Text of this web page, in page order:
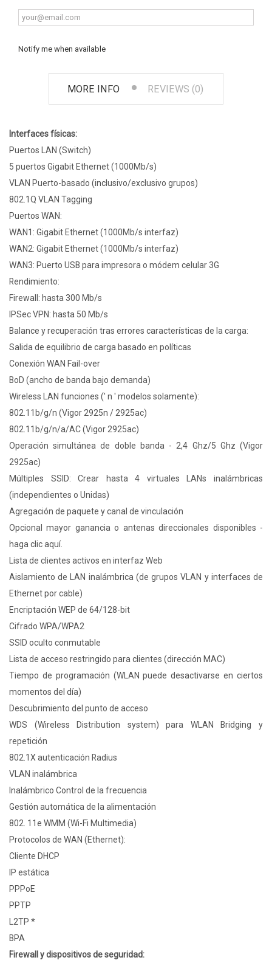
Notify me when available
MORE INFO REVIEWS (0)
Interfaces físicas:
Puertos LAN (Switch)
5 puertos Gigabit Ethernet (1000Mb/s)
VLAN Puerto-basado (inclusivo/exclusivo grupos)
802.1Q VLAN Tagging
Puertos WAN:
WAN1: Gigabit Ethernet (1000Mb/s interfaz)
WAN2: Gigabit Ethernet (1000Mb/s interfaz)
WAN3: Puerto USB para impresora o módem celular 3G
Rendimiento:
Firewall: hasta 300 Mb/s
IPSec VPN: hasta 50 Mb/s
Balance y recuperación tras errores características de la carga:
Salida de equilibrio de carga basado en políticas
Conexión WAN Fail-over
BoD (ancho de banda bajo demanda)
Wireless LAN funciones (' n ' modelos solamente):
802.11b/g/n (Vigor 2925n / 2925ac)
802.11b/g/n/a/AC (Vigor 2925ac)
Operación simultánea de doble banda - 2,4 Ghz/5 Ghz (Vigor
2925ac)
Múltiples SSID: Crear hasta 4 virtuales LANs inalámbricas
(independientes o Unidas)
Agregación de paquete y canal de vinculación
Opcional mayor ganancia o antenas direccionales disponibles -
haga clic aquí.
Lista de clientes activos en interfaz Web
Aislamiento de LAN inalámbrica (de grupos VLAN y interfaces de
Ethernet por cable)
Encriptación WEP de 64/128-bit
Cifrado WPA/WPA2
SSID oculto conmutable
Lista de acceso restringido para clientes (dirección MAC)
Tiempo de programación (WLAN puede desactivarse en ciertos
momentos del día)
Descubrimiento del punto de acceso
WDS (Wireless Distribution system) para WLAN Bridging y
repetición
802.1X autenticación Radius
VLAN inalámbrica
Inalámbrico Control de la frecuencia
Gestión automática de la alimentación
802. 11e WMM (Wi-Fi Multimedia)
Protocolos de WAN (Ethernet):
Cliente DHCP
IP estática
PPPoE
PPTP
L2TP *
BPA
Firewall y dispositivos de seguridad: